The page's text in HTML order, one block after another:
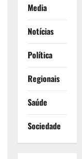
Media
Notícias
Política
Regionais
Saúde
Sociedade